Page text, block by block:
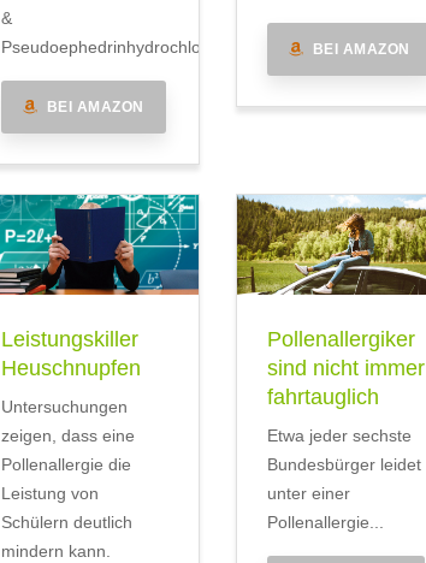
&
Pseudoephedrinhydrochlorid
BEI AMAZON
BEI AMAZON
Leistungskiller
Heuschnupfen
Untersuchungen
zeigen, dass eine
Pollenallergie die
Leistung von
Schülern deutlich
mindern kann.
Pollenallergiker
sind nicht immer
fahrtauglich
Etwa jeder sechste
Bundesbürger leidet
unter einer
Pollenallergie...